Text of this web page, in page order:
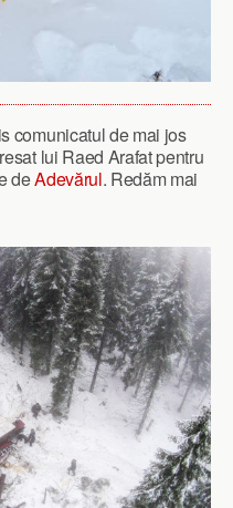
comunicatul de mai jos
lui Raed Arafat pentru
deAdevărul. Redăm mai